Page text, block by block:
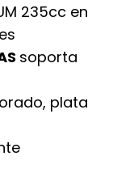
235cc en
soporta
plata